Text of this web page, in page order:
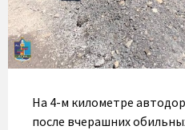
На 4-м километре
после вчерашних